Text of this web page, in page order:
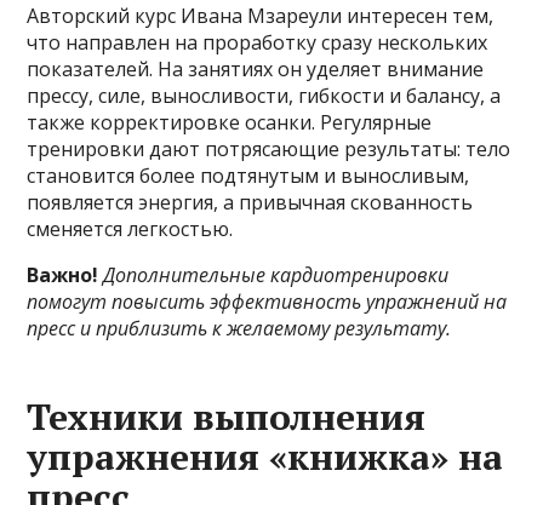
Авторский курс Ивана Мзареули интересен тем,
что направлен на проработку сразу нескольких
показателей. На занятиях он уделяет внимание
прессу, силе, выносливости, гибкости и балансу, а
также корректировке осанки. Регулярные
тренировки дают потрясающие результаты: тело
становится более подтянутым и выносливым,
появляется энергия, а привычная скованность
сменяется легкостью.
Важно!Дополнительные кардиотренировки
помогут повысить эффективность упражнений на
пресс и приблизить к желаемому результату.
Техники выполнения
упражнения «книжка» на